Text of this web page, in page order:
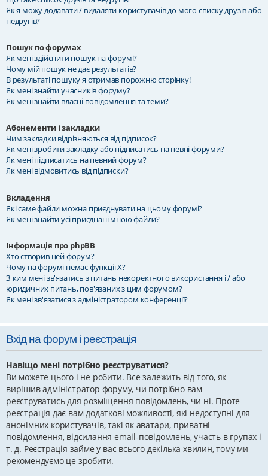
Як я можу додавати / видаляти користувачів до мого списку друзів або
недругів?
Пошук по форумах
Як мені здійснити пошук на форумі?
Чому мій пошук не дає результатів?
В результаті пошуку я отримав порожню сторінку!
Як мені знайти учасників форуму?
Як мені знайти власні повідомлення та теми?
Абонементи і закладки
Чим закладки відрізняються від підписок?
Як мені зробити закладку або підписатись на певні форуми?
Як мені підписатись на певний форум?
Як мені відмовитись від підписки?
Вкладення
Які саме файли можна приєднувати на цьому форумі?
Як мені знайти усі приєднані мною файли?
Інформація про phpBB
Хто створив цей форум?
Чому на форумі немає функції X?
З ким мені зв'язатись з питань некоректного використання і / або
юридичних питань, пов'язаних з цим форумом?
Як мені зв'язатися з адміністратором конференції?
Вхід на форум і реєстрація
Навіщо мені потрібно реєструватися?
Ви можете цього і не робити. Все залежить від того, як
вирішив адміністратор форуму, чи потрібно вам
реєструватись для розміщення повідомлень, чи ні. Проте
реєстрація дає вам додаткові можливості, які недоступні для
анонімних користувачів, такі як аватари, приватні
повідомлення, відсилання email-повідомлень, участь в групах і
т. д. Реєстрація займе у вас всього декілька хвилин, тому ми
рекомендуємо це зробити.